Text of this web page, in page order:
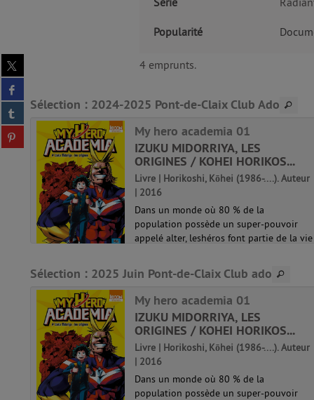
Partager
sur
twitter
(Nouvelle
fenêtre)
Partager
sur
facebook
(Nouvelle
fenêtre)
Partager
sur
tumblr
(Nouvelle
Partager
sur
pinterest
(Nouvelle
Popularité
4 emprunts.
Sélection : 2024-2025 Pont-de-Claix Club Ado
My hero academia 01
IZUKU MIDORRIYA, LES
ORIGINES / KOHEI HORIKOS...
Livre | Horikoshi, Kōhei (1986-....). Auteur
| 2016
Dans un monde où 80 % de la
population possède un super-pouvoir
appelé alter, leshéros font partie de la vie
le plus puissant des héros ! Le jeu...
My hero academia 01
Sélection : 2025 Juin Pont-de-Claix Club ado
My hero academia 01
IZUKU MIDORRIYA, LES
ORIGINES / KOHEI HORIKOS...
Livre | Horikoshi, Kōhei (1986-....). Auteur
| 2016
Dans un monde où 80 % de la
population possède un super-pouvoir